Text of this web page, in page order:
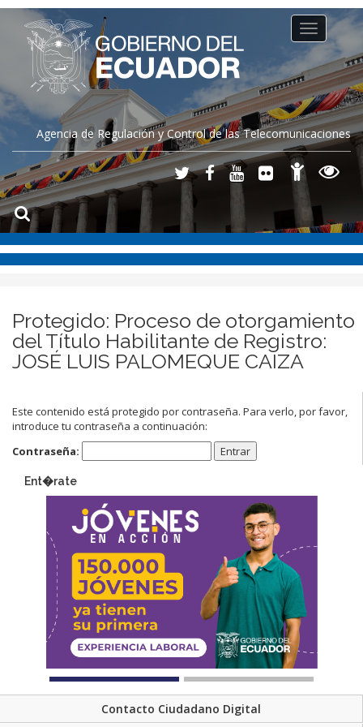
Agencia de Regulación y Control de las Telecomunicaciones
Toggle
navigation
Protegido: Proceso de otorgamiento
del Título Habilitante de Registro:
JOSÉ LUIS PALOMEQUE CAIZA
Este contenido está protegido por contraseña. Para verlo, por favor,
introduce tu contraseña a continuación:
Contraseña:
Ent�rate
Contacto Ciudadano Digital